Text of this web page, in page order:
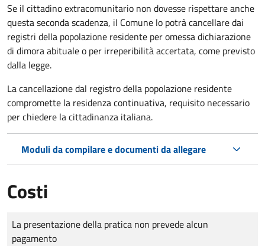
Se il cittadino extracomunitario non dovesse rispettare anche
questa seconda scadenza, il Comune lo potrà cancellare dai
registri della popolazione residente per omessa dichiarazione
di dimora abituale o per irreperibilità accertata, come previsto
dalla legge.
La cancellazione dal registro della popolazione residente
compromette la residenza continuativa, requisito necessario
per chiedere la cittadinanza italiana.
Moduli da compilare e documenti da allegare
Costi
Tipo di pagamento
Importo
La presentazione della pratica non prevede alcun
pagamento